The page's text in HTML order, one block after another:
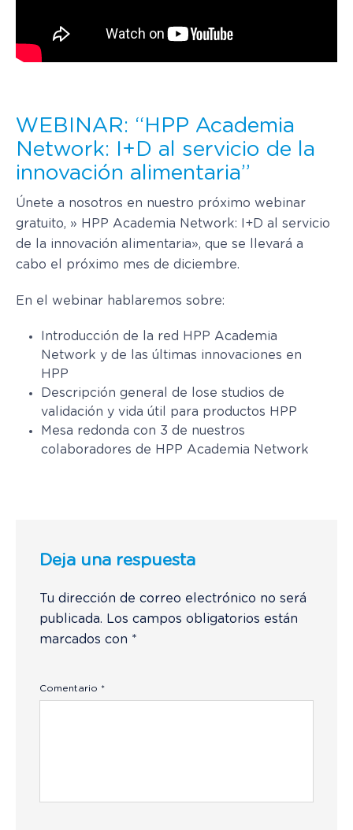
WEBINAR: “HPP Academia
Network: I+D al servicio de la
innovación alimentaria”
Únete a nosotros en nuestro próximo webinar
gratuito, » HPP Academia Network: I+D al servicio
de la innovación alimentaria», que se llevará a
cabo el próximo mes de diciembre.
En el webinar hablaremos sobre:
Introducción de la red HPP Academia
Network y de las últimas innovaciones en
HPP
Descripción general de lose studios de
validación y vida útil para productos HPP
Mesa redonda con 3 de nuestros
colaboradores de HPP Academia Network
Deja una respuesta
Tu dirección de correo electrónico no será
publicada. Los campos obligatorios están
marcados con *
Comentario *